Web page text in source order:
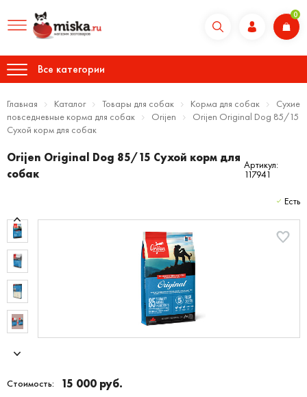
0
Все категории
Главная Каталог Товары для собак Корма для собак
Сухие
повседневные корма для собак
Orijen
Orijen Original Dog 85/15
Сухой корм для собак
Orijen Original Dog 85/15 Сухой корм для
собак
Артикул:
117941
Есть
Стоимость: 15 000 руб.